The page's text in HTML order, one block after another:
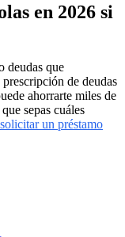
en 2026 si
deudas que
de deudas
ahorrarte miles de
sepas cuáles
solicitar un préstamo